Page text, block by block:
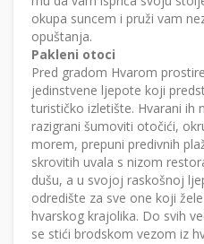
okupa suncem i pruži vam
opuštanja.
Pakleni otoci
Pred gradom Hvarom
jedinstvene ljepote koji
turističko izletište. Hvarani ih
razigrani šumoviti otočići,
morem, prepuni predivnih
skrovitih uvala s nizom
dušu, a u svojoj raskošnoj
odredište za sve one koji
hvarskog krajolika. Do svih
se stići brodskom vezom iz